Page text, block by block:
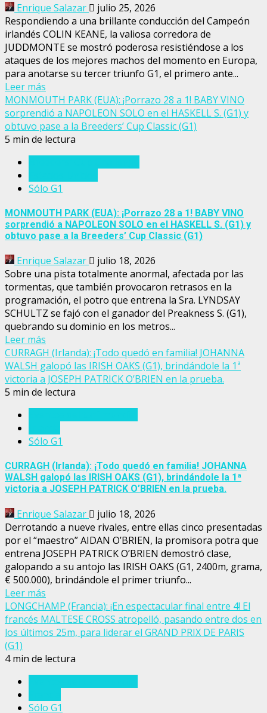
Enrique Salazar
julio 25, 2026
Respondiendo a una brillante conducción del Campeón
irlandés COLIN KEANE, la valiosa corredora de
JUDDMONTE se mostró poderosa resistiéndose a los
ataques de los mejores machos del momento en Europa,
para anotarse su tercer triunfo G1, el primero ante...
Leer más
MONMOUTH PARK (EUA): ¡Porrazo 28 a 1! BABY VINO
sorprendió a NAPOLEON SOLO en el HASKELL S. (G1) y
obtuvo pase a la Breeders’ Cup Classic (G1)
5 min de lectura
Sólo G1
MONMOUTH PARK (EUA): ¡Porrazo 28 a 1! BABY VINO
sorprendió a NAPOLEON SOLO en el HASKELL S. (G1) y
obtuvo pase a la Breeders’ Cup Classic (G1)
Enrique Salazar
julio 18, 2026
Sobre una pista totalmente anormal, afectada por las
tormentas, que también provocaron retrasos en la
programación, el potro que entrena la Sra. LYNDSAY
SCHULTZ se fajó con el ganador del Preakness S. (G1),
quebrando su dominio en los metros...
Leer más
CURRAGH (Irlanda): ¡Todo quedó en familia! JOHANNA
WALSH galopó las IRISH OAKS (G1), brindándole la 1ª
victoria a JOSEPH PATRICK O’BRIEN en la prueba.
5 min de lectura
Sólo G1
CURRAGH (Irlanda): ¡Todo quedó en familia! JOHANNA
WALSH galopó las IRISH OAKS (G1), brindándole la 1ª
victoria a JOSEPH PATRICK O’BRIEN en la prueba.
Enrique Salazar
julio 18, 2026
Derrotando a nueve rivales, entre ellas cinco presentadas
por el “maestro” AIDAN O’BRIEN, la promisora potra que
entrena JOSEPH PATRICK O’BRIEN demostró clase,
galopando a su antojo las IRISH OAKS (G1, 2400m, grama,
€ 500.000), brindándole el primer triunfo...
Leer más
LONGCHAMP (Francia): ¡En espectacular final entre 4! El
francés MALTESE CROSS atropelló, pasando entre dos en
los últimos 25m, para liderar el GRAND PRIX DE PARIS
(G1)
4 min de lectura
Sólo G1